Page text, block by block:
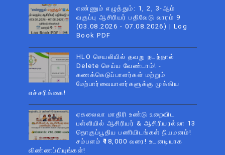
எண்ணும் எழுத்தும்: 1, 2, 3-ஆம்
வகுப்பு ஆசிரியர் பதிவேடு வாரம் 9
(03.08.2026 - 07.08.2026) | Log
Book PDF
HLO செயலியில் தவறு நடந்தால்
Delete செய்ய வேண்டாம்! -
கணக்கெடுப்பாளர்கள் மற்றும்
மேற்பார்வையாளர்களுக்கு முக்கிய
எச்சரிக்கை!
ஏகலைவா மாதிரி உண்டு உறைவிட
பள்ளியில் ஆசிரியர் & ஆசிரியரல்லா 13
தொகுப்பூதிய பணியிடங்கள் நியமனம்!
சம்பளம் ₹18,000 வரை! உடனடியாக
விண்ணப்பியுங்கள்!